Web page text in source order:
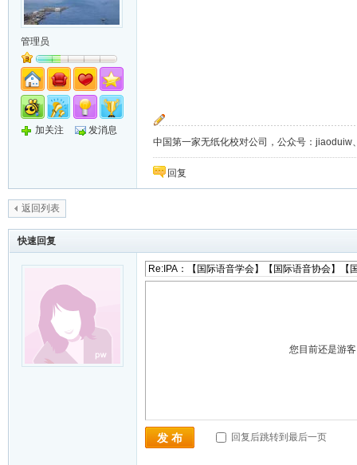
管理员
加关注 发消息
中国第一家无纸化校对公司，公众号：
回复
返回列表
快速回复
您目前还是游
发 布 回复后跳转到最后一页